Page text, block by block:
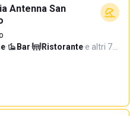
Antenna San
· Bar· Ristorante·e altri 7…